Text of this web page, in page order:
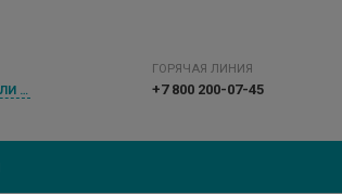
ВЫБЕРИТЕ ГОРОД ИЛИ НАСЕЛЕННЫЙ ПУНКТ
ГОРЯЧАЯ ЛИНИЯ
+7 800 200-07-45